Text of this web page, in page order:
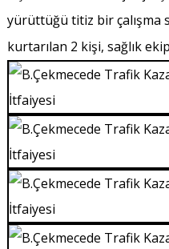
yürüttüğü titiz bir çalışma
kurtarılan 2 kişi, sağlık